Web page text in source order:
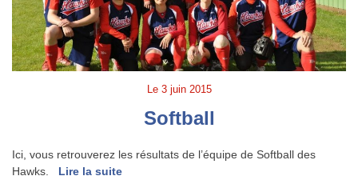
Le 3 juin 2015
Softball
Ici, vous retrouverez les résultats de l’équipe de Softball des
Hawks. Lire la suite